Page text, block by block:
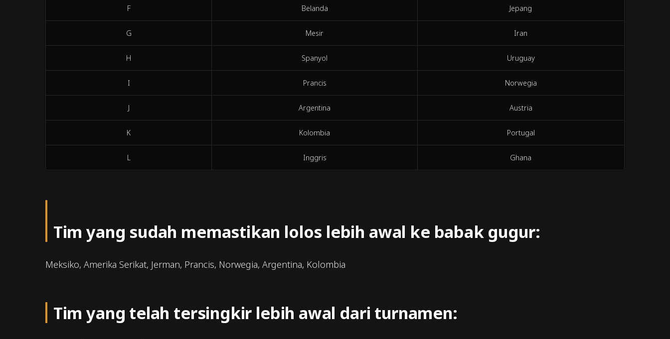
F Belanda Jepang
G Mesir Iran
H Spanyol Uruguay
I Prancis Norwegia
J Argentina Austria
K Kolombia Portugal
L Inggris Ghana
Tim yang sudah memastikan lolos lebih awal ke babak gugur:
Meksiko, Amerika Serikat, Jerman, Prancis, Norwegia, Argentina, Kolombia
Tim yang telah tersingkir lebih awal dari turnamen: